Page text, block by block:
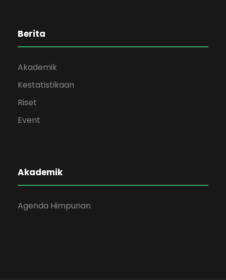
Berita
Akademik
Kestatistikaan
Riset
Event
Akademik
Agenda Himpunan